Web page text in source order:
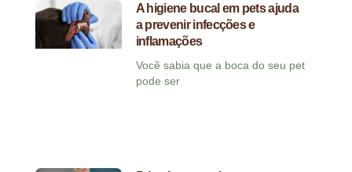
A higiene bucal em pets ajuda
a prevenir infecções e
inflamações
Você sabia que a boca do seu pet
pode ser